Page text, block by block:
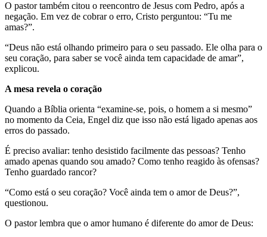
O pastor também citou o reencontro de Jesus com Pedro, após a
negação. Em vez de cobrar o erro, Cristo perguntou: “Tu me
amas?”.
“Deus não está olhando primeiro para o seu passado. Ele olha para o
seu coração, para saber se você ainda tem capacidade de amar”,
explicou.
A mesa revela o coração
Quando a Bíblia orienta “examine-se, pois, o homem a si mesmo”
no momento da Ceia, Engel diz que isso não está ligado apenas aos
erros do passado.
É preciso avaliar: tenho desistido facilmente das pessoas? Tenho
amado apenas quando sou amado? Como tenho reagido às ofensas?
Tenho guardado rancor?
“Como está o seu coração? Você ainda tem o amor de Deus?”,
questionou.
O pastor lembra que o amor humano é diferente do amor de Deus: